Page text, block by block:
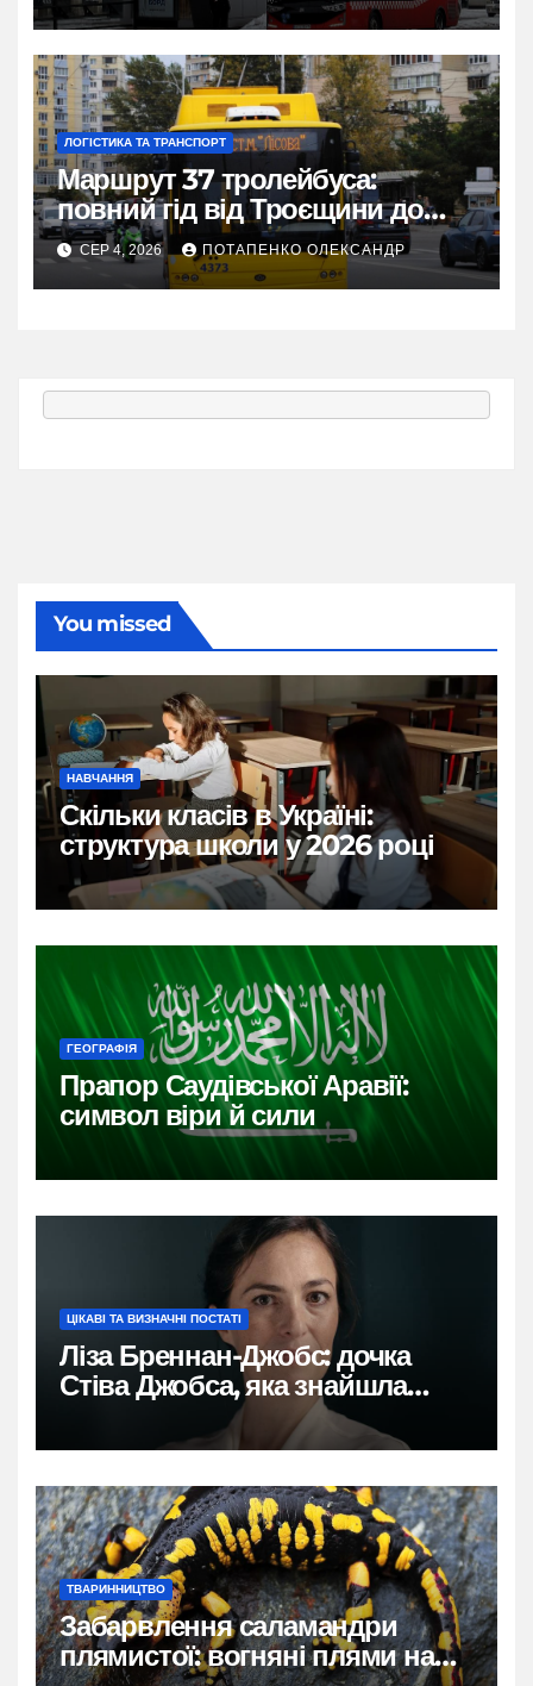
ЛОГІСТИКА ТА ТРАНСПОРТ
Маршрут 37 тролейбуса:
повний гід від Троєщини до
метро Лісова
СЕР 4, 2026 ПОТАПЕНКО ОЛЕКСАНДР
You missed
НАВЧАННЯ
Скільки класів в Україні:
структура школи у 2026 році
ГЕОГРАФІЯ
Прапор Саудівської Аравії:
символ віри й сили
ЦІКАВІ ТА ВИЗНАЧНІ ПОСТАТІ
Ліза Бреннан-Джобс: дочка
Стіва Джобса, яка знайшла
власний голос
ТВАРИННИЦТВО
Забарвлення саламандри
плямистої: вогняні плями на